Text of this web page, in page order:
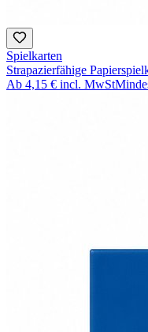
Spielkarten
Strapazierfähige
Ab 4,15 € incl. MwSt